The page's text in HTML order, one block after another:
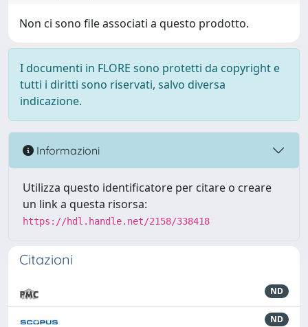
Non ci sono file associati a questo prodotto.
I documenti in FLORE sono protetti da copyright e
tutti i diritti sono riservati, salvo diversa
indicazione.
Informazioni
Utilizza questo identificatore per citare o creare
un link a questa risorsa:
https://hdl.handle.net/2158/338418
Citazioni
ND
ND